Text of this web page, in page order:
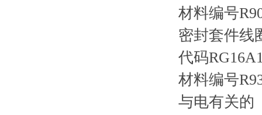
材料编号
密封套件线
代码
材料编号
与电有关的